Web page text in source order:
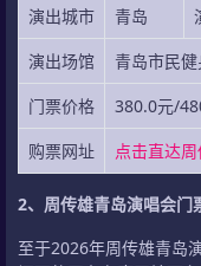
演出城市
青岛
演出场馆
青岛市民
门票价格
380.0元/
购票网址
点击直达
2、周传雄青岛演唱会门
至于2026年周传雄青岛